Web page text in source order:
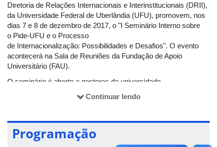
Diretoria de Relações Internacionais e Interinstitucionais (DRII),
da Universidade Federal de Uberlândia (UFU), promovem, nos
dias 7 e 8 de dezembro de 2017, o "I Seminário Interno sobre
o Pide-UFU e o Processo
de Internacionalização: Possibilidades e Desafios". O evento
acontecerá na Sala de Reuniões da Fundação de Apoio
Universitário (FAU).
O seminário é aberto a gestores da universidade,
especialistas em Tecnologia da Informação, professores e
Diretoria de Relações Internacionais e Interinstitucionais, bem
como aos demais interessados no debate e reflexão sobre
estratégias de implementação da Política de Internacionalização
Continuar lendo
Programação